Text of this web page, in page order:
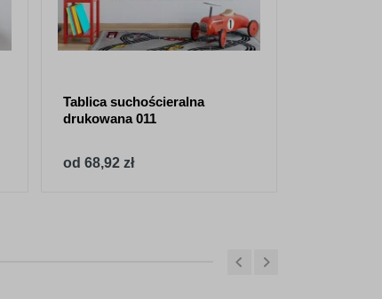
Tablica suchościeralna
drukowana 011
od 68,92 zł